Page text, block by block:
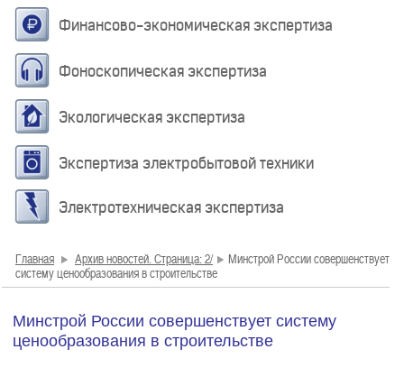
Финансово-экономическая экспертиза
Фоноскопическая экспертиза
Экологическая экспертиза
Экспертиза электробытовой техники
Электротехническая экспертиза
Главная Архив новостей. Страница: 2/
Минстрой России совершенствует
систему ценообразования в строительстве
Минстрой России совершенствует систему
ценообразования в строительстве